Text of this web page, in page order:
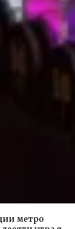
метро